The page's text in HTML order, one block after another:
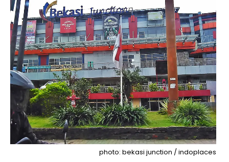
photo: bekasi junction / indoplaces